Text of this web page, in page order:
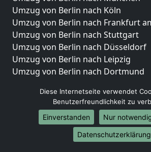
Umzug von Berlin nach Köln
Umzug von Berlin nach Frankfurt
Umzug von Berlin nach Stuttgart
Umzug von Berlin nach Düsseldorf
Umzug von Berlin nach Leipzig
Umzug von Berlin nach Dortmund
Umzug von Berlin nach Bremen
Umzug von Berlin nach Dresden
Umzug von Berlin nach Hannover
Umzug von Berlin nach Nürnberg
Umzug von Berlin nach Duisburg
Diese Internetseite verwendet
Benutzerfreundlichkeit zu
Einverstanden
Nur
Datenschutzerklärung